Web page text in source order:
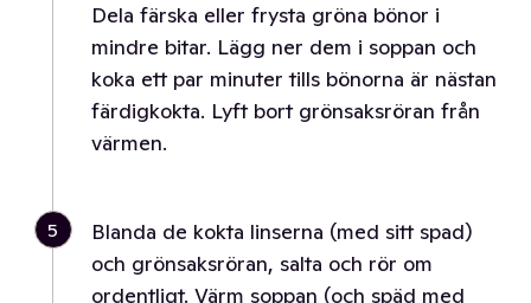
Dela färska eller frysta gröna bönor i
mindre bitar. Lägg ner dem i soppan och
koka ett par minuter tills bönorna är nästan
färdigkokta. Lyft bort grönsaksröran från
värmen.
5
Blanda de kokta linserna (med sitt spad)
och grönsaksröran, salta och rör om
ordentligt. Värm soppan (och späd med